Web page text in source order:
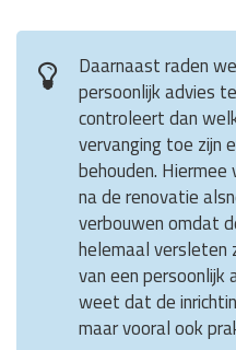
Daarnaast raden
persoonlijk advies
controleert dan
vervanging toe zijn
behouden.
na de renovatie
verbouwen omdat
helemaal versleten
van een persoonlijk
weet dat de
maar vooral ook